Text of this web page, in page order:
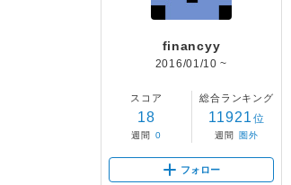
financyy
2016/01/10 ~
スコア
18
週間 0
総合ランキング
11921 位
週間 圏外
フォロー